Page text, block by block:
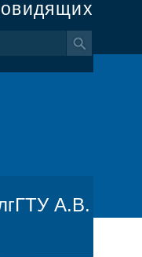
А.В.